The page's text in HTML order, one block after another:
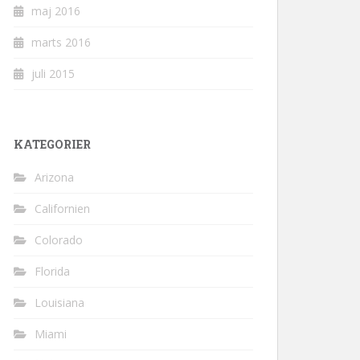
maj 2016
marts 2016
juli 2015
KATEGORIER
Arizona
Californien
Colorado
Florida
Louisiana
Miami